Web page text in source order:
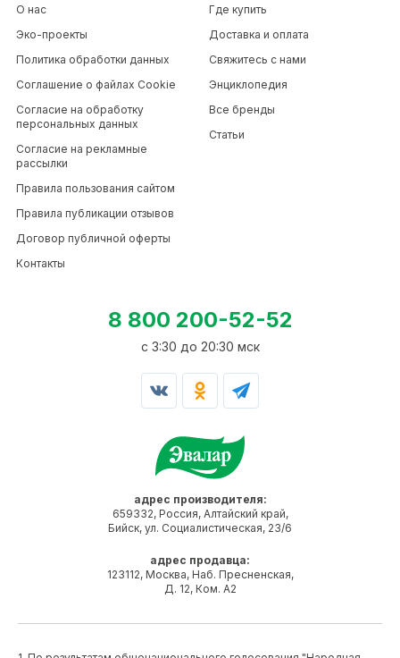
адрес производителя:
659332, Россия, Алтайский край,
Бийск, ул. Социалистическая, 23/6
адрес продавца:
123112, Москва, Наб. Пресненская,
Д. 12, Ком. А2
О нас
Эко-проекты
Политика обработки данных
Соглашение о файлах Cookie
Согласие на обработку
персональных данных
Согласие на рекламные
рассылки
Правила пользования сайтом
Правила публикации отзывов
Договор публичной оферты
Контакты
Где купить
Доставка и оплата
Свяжитесь с нами
Энциклопедия
Все бренды
Статьи
8 800 200-52-52
c 3:30 до 20:30 мск